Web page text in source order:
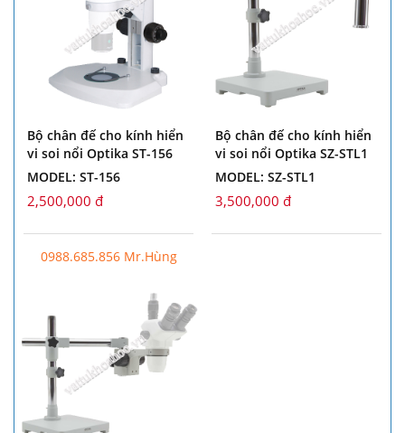
Bộ chân đế cho kính hiển
vi soi nổi Optika ST-156
MODEL: ST-156
2,500,000 đ
Bộ chân đế cho kính hiển
vi soi nổi Optika SZ-STL1
MODEL: SZ-STL1
3,500,000 đ
0988.685.856 Mr.Hùng